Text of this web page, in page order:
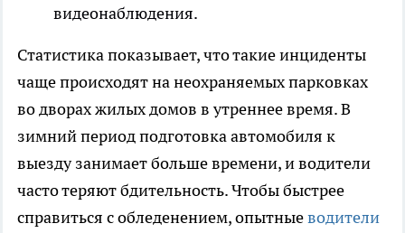
видеонаблюдения.
Статистика показывает, что такие инциденты
чаще происходят на неохраняемых парковках
во дворах жилых домов в утреннее время. В
зимний период подготовка автомобиля к
выезду занимает больше времени, и водители
часто теряют бдительность. Чтобы быстрее
справиться с обледенением, опытныеводители